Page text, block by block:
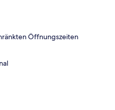
Öffnungszeiten